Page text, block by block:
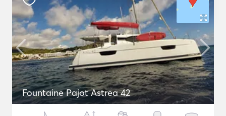
Fountaine Pajot Astrea 42